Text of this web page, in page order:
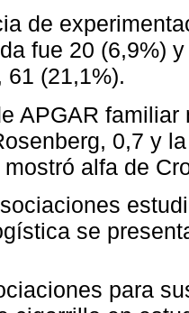
de
fue 20 (6,9%)
61 (21,1%).
APGAR
0,7 y
alfa de
se
para